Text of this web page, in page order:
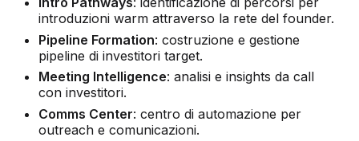
introduzioni warm attraverso la rete del founder.
Pipeline Formation: costruzione e gestione
pipeline di investitori target.
Meeting Intelligence: analisi e insights da call
con investitori.
Comms Center: centro di automazione per
outreach e comunicazioni.